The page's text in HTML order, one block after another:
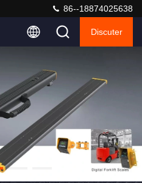
86--18874025638
Discuter